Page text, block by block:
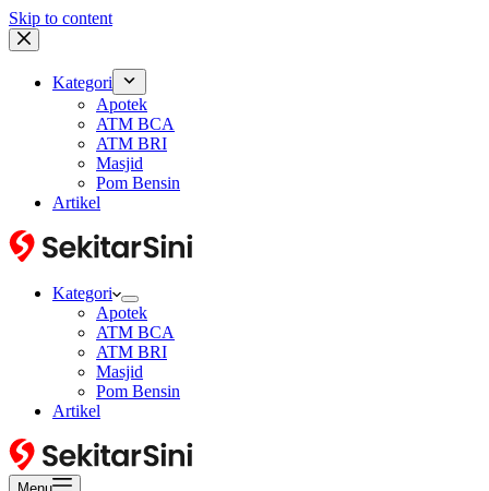
Skip to content
Kategori
Apotek
ATM BCA
ATM BRI
Masjid
Pom Bensin
Artikel
Kategori
Apotek
ATM BCA
ATM BRI
Masjid
Pom Bensin
Artikel